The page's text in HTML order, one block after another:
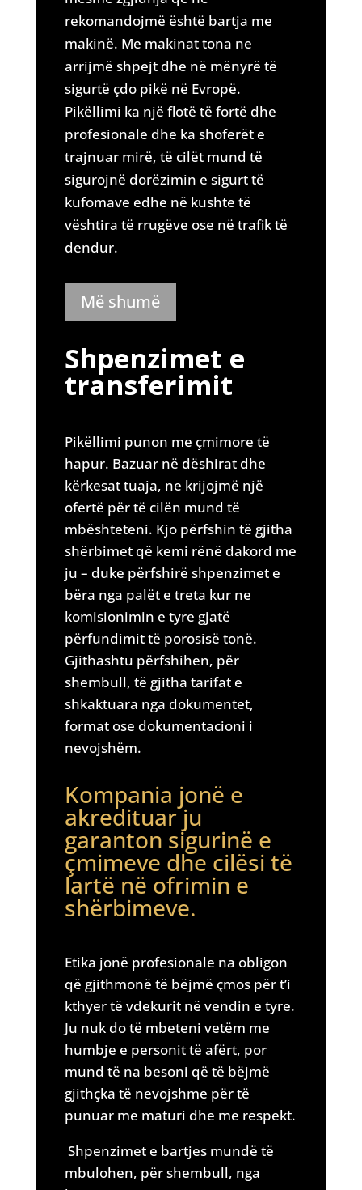
rekomandojmë është bartja me
makinë. Me makinat tona ne
arrijmë shpejt dhe në mënyrë të
sigurtë çdo pikë në Evropë.
Pikëllimi ka një flotë të fortë dhe
profesionale dhe ka shoferët e
trajnuar mirë, të cilët mund të
sigurojnë dorëzimin e sigurt të
kufomave edhe në kushte të
vështira të rrugëve ose në trafik të
dendur.
Më shumë
Shpenzimet e
transferimit
Pikëllimi punon me çmimore të
hapur. Bazuar në dëshirat dhe
kërkesat tuaja, ne krijojmë një
ofertë për të cilën mund të
mbështeteni. Kjo përfshin të gjitha
shërbimet që kemi rënë dakord me
ju – duke përfshirë shpenzimet e
bëra nga palët e treta kur ne
komisionimin e tyre gjatë
përfundimit të porosisë tonë.
Gjithashtu përfshihen, për
shembull, të gjitha tarifat e
shkaktuara nga dokumentet,
format ose dokumentacioni i
nevojshëm.
Kompania jonë e
akredituar ju
garanton sigurinë e
çmimeve dhe cilësi të
lartë në ofrimin e
shërbimeve.
Etika jonë profesionale na obligon
që gjithmonë të bëjmë çmos për t’i
kthyer të vdekurit në vendin e tyre.
Ju nuk do të mbeteni vetëm me
humbje e personit të afërt, por
mund të na besoni që të bëjmë
gjithçka të nevojshme për të
punuar me maturi dhe me respekt.
Shpenzimet e bartjes mundë të
mbulohen, për shembull, nga